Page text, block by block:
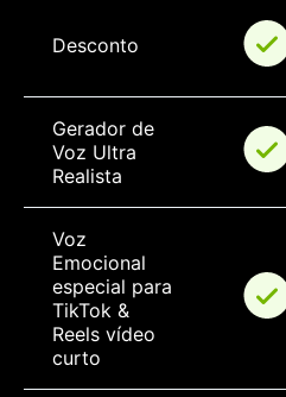
Desconto
Gerador de
Voz Ultra
Realista
Voz
Emocional
especial para
TikTok &
Reels vídeo
curto